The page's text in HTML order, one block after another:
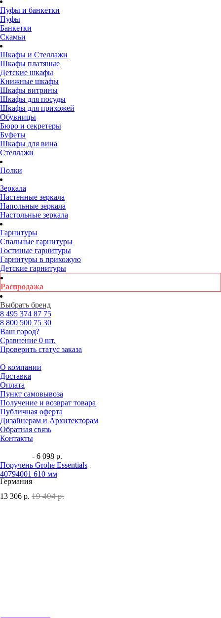
Пуфы и банкетки
Пуфы
Банкетки
Скамьи
Шкафы и Стеллажи
Шкафы платяные
Детские шкафы
Книжные шкафы
Шкафы витрины
Шкафы для посуды
Шкафы для прихожей
Обувницы
Бюро и секретеры
Буфеты
Шкафы для вина
Стеллажи
Полки
Зеркала
Настенные зеркала
Напольные зеркала
Настольные зеркала
Гарнитуры
Спальные гарнитуры
Гостиные гарнитуры
Гарнитуры в прихожую
Детские гарнитуры
Распродажа
Выбрать бренд
8 495 374 87 75
8 800 500 75 30
Ваш город?
Сравнение 0 шт.
Проверить статус заказа
О компании
Доставка
Оплата
Пункт самовывоза
Получение и возврат товара
Публичная оферта
Дизайнерам и Архитекторам
Обратная связь
Контакты
- 6 098 р.
Поручень Grohe Essentials
40794001 610 мм
Германия
13 306 р. 19 404 р.